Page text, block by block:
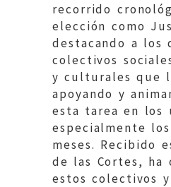
recorrido
elección como
destacando a los
colectivos
y culturales que
apoyando y
esta tarea en los
especialmente
meses. Recibido
de las Cortes, ha
estos colectivos y